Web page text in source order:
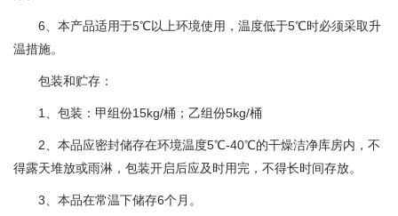
6、本产品适用于5℃以上环境使用，温度低于5℃时必须采取升
温措施。
包装和贮存：
1、包装：甲组份15kg/桶；乙组份5kg/桶
2、本品应密封储存在环境温度5℃-40℃的干燥洁净库房内，不
得露天堆放或雨淋，包装开启后应及时用完，不得长时间存放。
3、本品在常温下储存6个月。